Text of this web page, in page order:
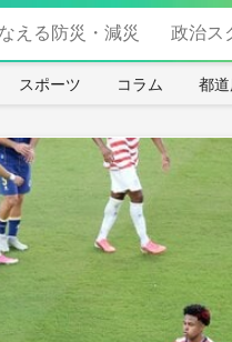
える防災・減災 政治ス
スポーツ コラム 都